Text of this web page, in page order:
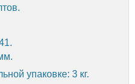
упаковке: 3 кг.